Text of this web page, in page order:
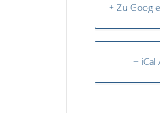
+ Zu
+